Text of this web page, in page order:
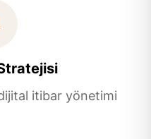
itibar yönetimi